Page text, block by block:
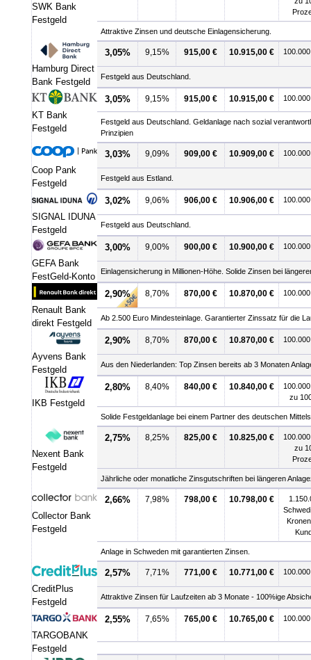
SWK Bank
Festgeld
Attraktive Zinsen und deutsche Einlagensicherung.
Hamburg Direct
Bank Festgeld
3,05% 9,15% 915,00 € 10.915,00 €
Festgeld aus Deutschland.
KT Bank
Festgeld
3,05% 9,15% 915,00 € 10.915,00 €
Festgeld aus Deutschland. Geldanlage nach sozial
Prinzipien
Coop Pank
Festgeld
3,03% 9,09% 909,00 € 10.909,00 €
Festgeld aus Estland.
SIGNAL IDUNA
Festgeld
3,02% 9,06% 906,00 € 10.906,00 €
Festgeld aus Deutschland.
GEFA Bank
FestGeld-Konto
3,00% 9,00% 900,00 € 10.900,00 €
Einlagensicherung in Millionen-Höhe. Solide Zinsen bei
Renault Bank
direkt Festgeld
2,90% 8,70% 870,00 € 10.870,00 €
Ab 2.500 Euro Mindesteinlage. Garantierter Zinssatz für die
Ayvens Bank
Festgeld
2,90% 8,70% 870,00 € 10.870,00 €
Aus den Niederlanden: Top Zinsen bereits ab 3 Monaten
IKB Festgeld
2,80% 8,40% 840,00 € 10.840,00 €
zu
Solide Festgeldanlage bei einem Partner des deutschen
Nexent Bank
Festgeld
2,75% 8,25% 825,00 € 10.825,00 €
zu
Jährliche oder monatliche Zinsgutschriften bei längeren
Collector Bank
Festgeld
2,66% 7,98% 798,00 € 10.798,00 €
Anlage in Schweden mit garantierten Zinsen.
CreditPlus
Festgeld
2,57% 7,71% 771,00 € 10.771,00 €
Attraktive Zinsen für Laufzeiten ab 3 Monate - 100%ige
TARGOBANK
Festgeld
2,55% 7,65% 765,00 € 10.765,00 €